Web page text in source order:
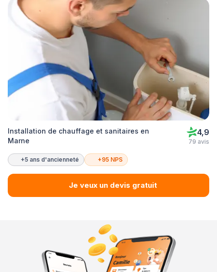
Installation de chauffage et sanitaires en
Marne
4,9
79 avis
+5 ans d'ancienneté +95 NPS
Je veux un devis gratuit